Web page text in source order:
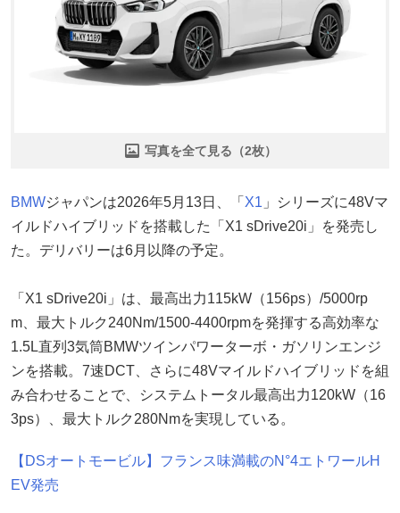
写真を全て見る（2枚）
BMWジャパンは2026年5月13日、「 X1 」シリーズに48Vマ
イルドハイブリッドを搭載した「X1 sDrive20i」を発売し
た。デリバリーは6月以降の予定。
「X1 sDrive20i」は、最高出力115kW（156ps）/5000rp
m、最大トルク240Nm/1500-4400rpmを発揮する高効率な
1.5L直列3気筒BMWツインパワーターボ・ガソリンエンジ
ンを搭載。7速DCT、さらに48Vマイルドハイブリッドを組
み合わせることで、システムトータル最高出力120kW（16
3ps）、最大トルク280Nmを実現している。
【DSオートモービル】フランス味満載のN°4エトワールH
EV発売